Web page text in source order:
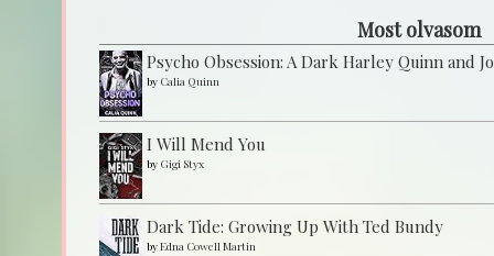
Most olvasom
Psycho Obsession: A Dark Harley Quinn and
by Calia Quinn
I Will Mend You
by Gigi Styx
Dark Tide: Growing Up With Ted Bundy
byEdna Cowell Martin